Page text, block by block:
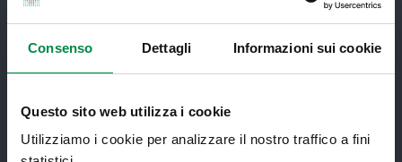
Consenso Dettagli Informazioni sui cookie
Questo sito web utilizza i cookie
Utilizziamo i cookie per analizzare il nostro traffico a fini
Consultorio Familiare
Direzione Assistenza Farmaceutica
Finanziamenti
Lauree Professioni Sanitarie
Medici e Pediatri di Famiglia